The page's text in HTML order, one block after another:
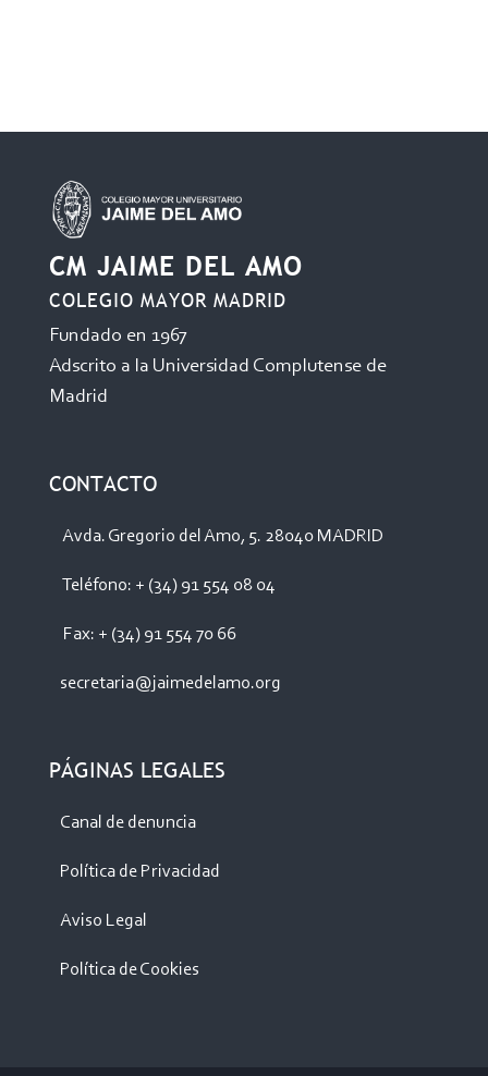
CM JAIME DEL AMO
COLEGIO MAYOR MADRID
Fundado en 1967
Adscrito a la Universidad Complutense de
Madrid
CONTACTO
Avda. Gregorio del Amo, 5. 28040 MADRID
Teléfono: + (34) 91 554 08 04
Fax: + (34) 91 554 70 66
secretaria@jaimedelamo.org
PÁGINAS LEGALES
Canal de denuncia
Política de Privacidad
Aviso Legal
Política de Cookies